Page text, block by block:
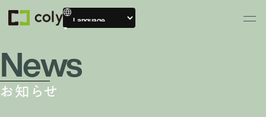
News
お知らせ